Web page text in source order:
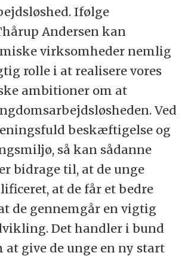
Ifølge
Andersen kan
virksomheder nemlig
rolle i at realisere vores
ambitioner om at
Ved
beskæftigelse og
så kan sådanne
bidrage til, at de unge
at de får et bedre
de gennemgår en vigtig
Det handler i bund
at give de unge en ny start